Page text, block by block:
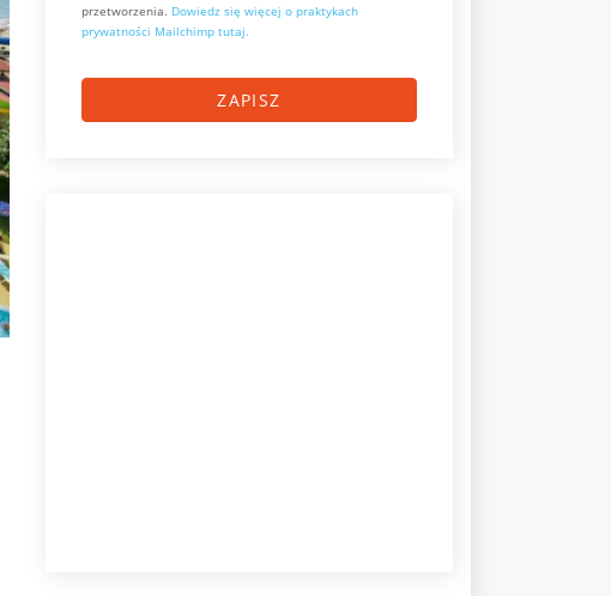
przetworzenia. Dowiedz się więcej o praktykach
prywatności Mailchimp tutaj.
ZAPISZ